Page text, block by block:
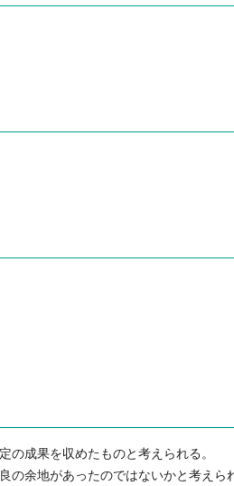
の成果を収めたものと考えられる。
の余地があったのではないかと考えら